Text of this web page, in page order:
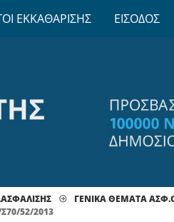
ΕΚΚΑΘΑΡΙΣΗΣ ΕΙΣΟΔΟΣ
ΓΕΝΙΚΑ ΘΕΜΑΤΑ
52/2013